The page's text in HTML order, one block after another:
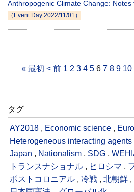
Anthropogenic Climate Change: Notes
（Event Day:2022/11/01）
« 最初 < 前 1 2 3 4 56 7 8 9 10
タグ
AY2018 , Economic science ,
Heterogeneous interacting agents
Japan , Nationalism , SDG ,
トランスナショナル , ヒロシマ ,
ポストコロニアル , 冷戦 , 北朝鮮 ,